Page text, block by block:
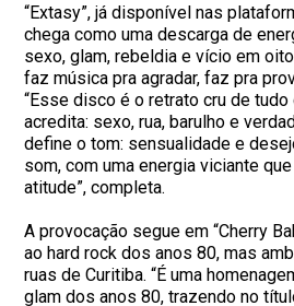
“Extasy”, já disponível nas
chega como uma descarga de
sexo, glam, rebeldia e vício em
faz música pra agradar, faz pra
“Esse disco é o retrato cru de
acredita: sexo, rua, barulho e
define o tom: sensualidade e
som, com uma energia viciante
atitude”, completa.
A provocação segue em “Cherry
ao hard rock dos anos 80, mas
ruas de Curitiba. “É uma
glam dos anos 80, trazendo no